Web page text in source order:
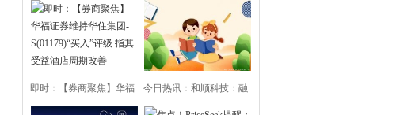
即时：【券商聚焦】华福 今日热讯：和顺科技：融